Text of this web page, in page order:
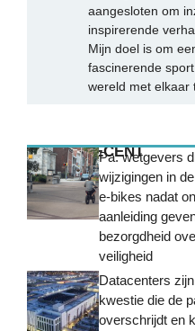
aangesloten om
inspirerende
Mijn doel is om
fascinerende
wereld met elkaar
MEEST RECENT
Pa. wetgevers
wijzigingen in
e-bikes nadat
aanleiding
bezorgdheid
veiligheid
Datacenters
kwestie die de
overschrijdt en